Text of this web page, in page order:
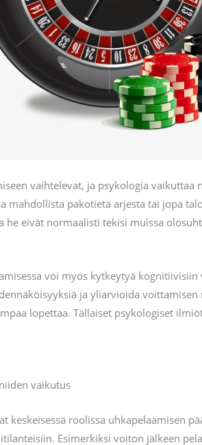
vaihtelevat, ja psykologia
mahdollista pakotietä arjesta tai jopa
he eivät normaalisti tekisi muissa
voi myös kytkeytyä
ja yliarvioida
lopettaa. Tällaiset psykologiset
vaikutus
keskeisessä roolissa uhkapelaamisen
Esimerkiksi voiton jälkeen